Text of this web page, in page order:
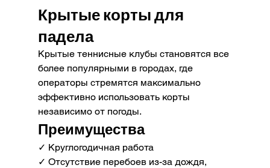
Крытые корты для
падела
Крытые теннисные клубы становятся все
более популярными в городах, где
операторы стремятся максимально
эффективно использовать корты
независимо от погоды.
Преимущества
✓ Круглогодичная работа
✓ Отсутствие перебоев из-за дождя,